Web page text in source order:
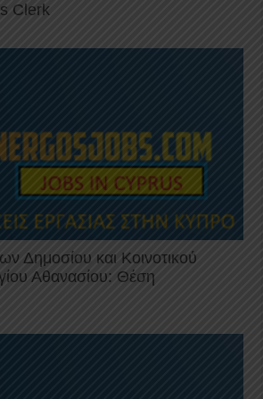
Clerk
Δημοσίου και Κοινοτικού
Αθανασίου: Θέση